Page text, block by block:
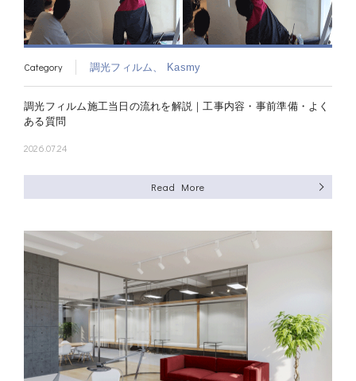
Category 調光フィルム、 Kasmy
調光フィルム施工当日の流れを解説｜工事内容・事前準備・よく
ある質問
2026.07.24
Read More